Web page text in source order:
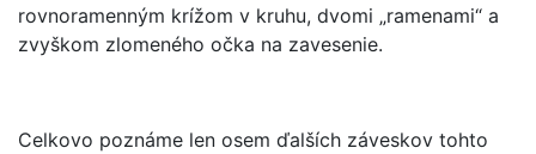
rovnoramenným krížom v kruhu, dvomi „ramenami“ a
zvyškom zlomeného očka na zavesenie.
Celkovo poznáme len osem ďalších záveskov tohto